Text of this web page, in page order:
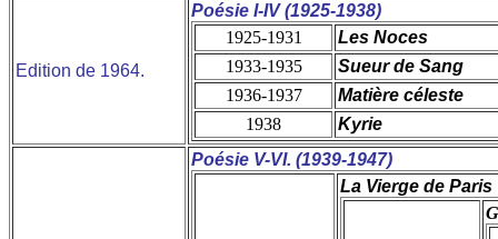
Edition de 1964.
Poésie I-IV (1925-1938)
1925-1931
Les Noces
1933-1935
Sueur de Sang
1936-1937
Matière céleste
1938
Kyrie
Poésie V-VI. (1939-1947)
La Vierge de Paris